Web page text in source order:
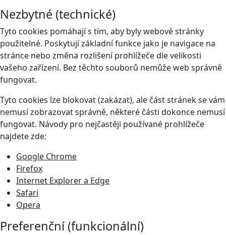
Nezbytné (technické)
Tyto cookies pomáhají s tím, aby byly webové stránky
použitelné. Poskytují základní funkce jako je navigace na
stránce nebo změna rozlišení prohlížeče dle velikosti
vašeho zařízení. Bez těchto souborů nemůže web správně
fungovat.
Tyto cookies lze blokovat (zakázat), ale část stránek se vám
nemusí zobrazovat správně, některé části dokonce nemusí
fungovat. Návody pro nejčastěji používané prohlížeče
najdete zde:
Google Chrome
Firefox
Internet Explorer a Edge
Safari
Opera
Preferenční (funkcionální)